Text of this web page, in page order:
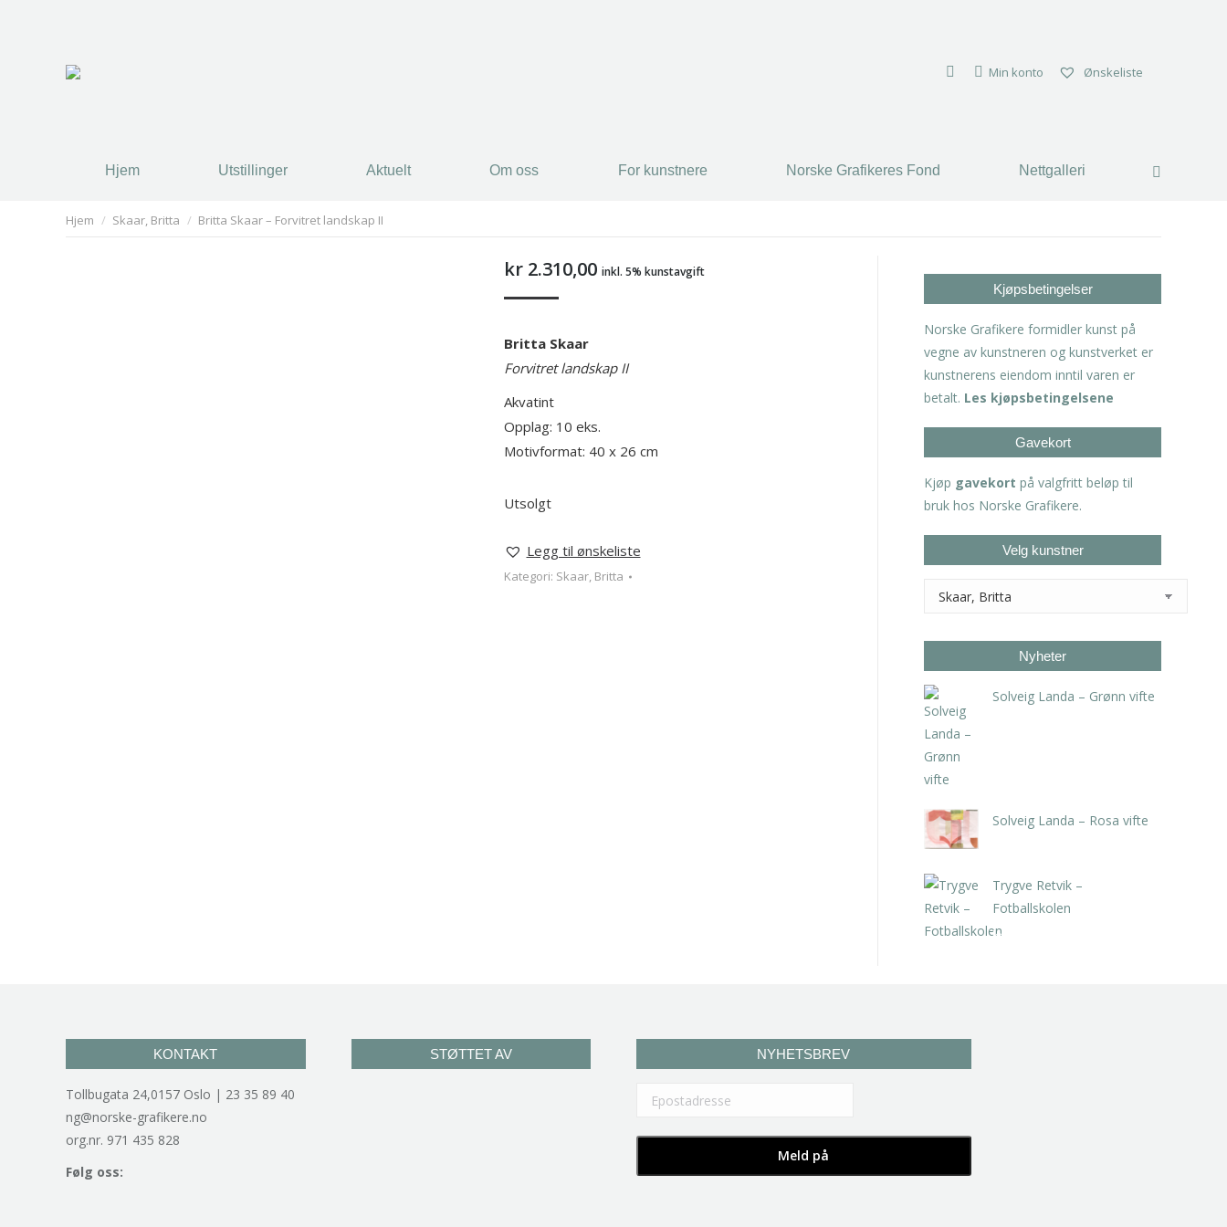
Min konto Ønskeliste
Hjem Utstillinger Aktuelt Om oss For kunstnere Norske Grafikeres Fond Nettgalleri Search:
You are here:
Hjem Skaar, Britta Britta Skaar – Forvitret landskap II
kr2.310,00 inkl. 5% kunstavgift
Britta Skaar
Forvitret landskap II
Akvatint
Opplag: 10 eks.
Motivformat: 40 x 26 cm
Utsolgt
Legg til ønskeliste
Kategori: Skaar, Britta
Kjøpsbetingelser
Norske Grafikere formidler kunst på
vegne av kunstneren og kunstverket er
kunstnerens eiendom inntil varen er
betalt. Les kjøpsbetingelsene
Gavekort
Kjøp gavekort på valgfritt beløp til
bruk hos Norske Grafikere.
Velg kunstner
Nyheter
Solveig Landa – Grønn vifte
Solveig Landa – Rosa vifte
Trygve Retvik –
Fotballskolen
kr
KONTAKT
Tollbugata 24,0157 Oslo | 23 35 89 40
ng@norske-grafikere.no
org.nr. 971 435 828
Følg oss:
STØTTET AV NYHETSBREV